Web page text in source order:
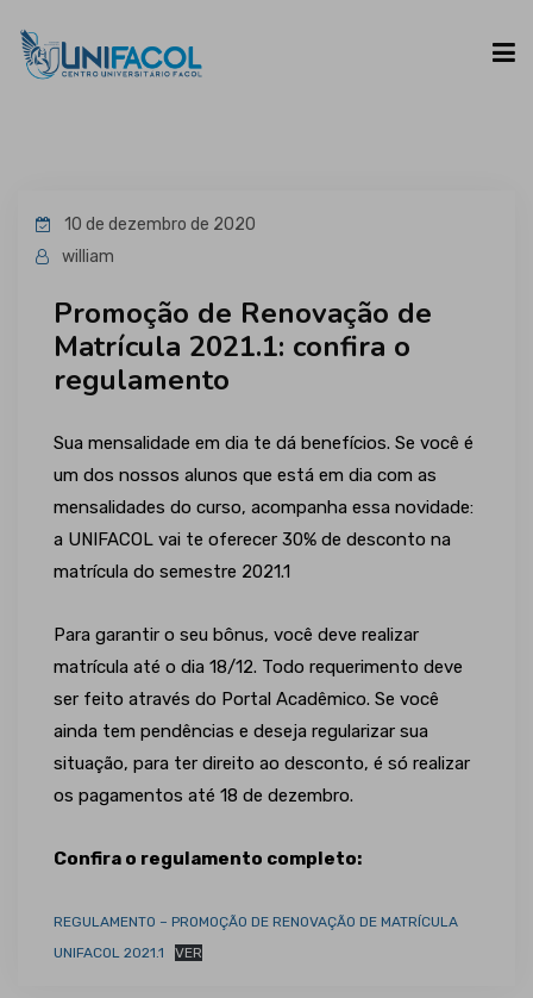
CURSOS
ESPAÇO DO ALUNO
CONTATO
10 de dezembro de 2020
william
Promoção de Renovação de
Matrícula 2021.1: confira o
regulamento
Sua mensalidade em dia te dá benefícios. Se você é
um dos nossos alunos que está em dia com as
mensalidades do curso, acompanha essa novidade:
a UNIFACOL vai te oferecer 30% de desconto na
matrícula do semestre 2021.1
Para garantir o seu bônus, você deve realizar
matrícula até o dia 18/12. Todo requerimento deve
ser feito através do Portal Acadêmico. Se você
ainda tem pendências e deseja regularizar sua
situação, para ter direito ao desconto, é só realizar
os pagamentos até 18 de dezembro.
Confira o regulamento completo:
REGULAMENTO – PROMOÇÃO DE RENOVAÇÃO DE MATRÍCULA
UNIFACOL 2021.1
VER